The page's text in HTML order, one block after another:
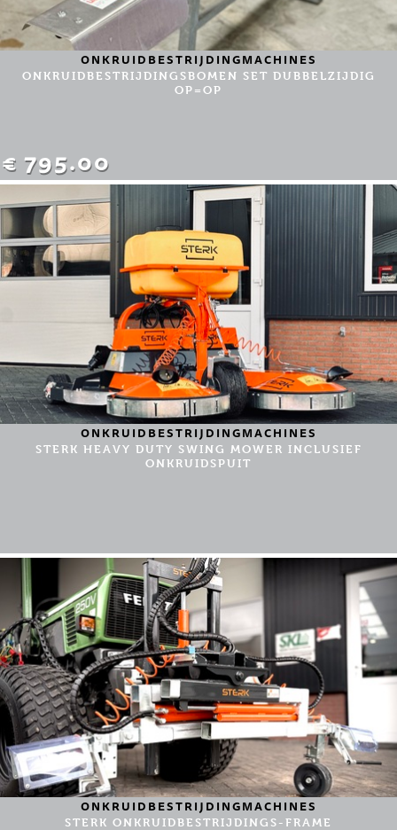
ONKRUIDBESTRIJDINGMACHINES
ONKRUIDBESTRIJDINGSBOMEN SET DUBBELZIJDIG
OP=OP
€ 795.00
ONKRUIDBESTRIJDINGMACHINES
STERK HEAVY DUTY SWING MOWER INCLUSIEF
ONKRUIDSPUIT
ONKRUIDBESTRIJDINGMACHINES
STERK ONKRUIDBESTRIJDINGS-FRAME